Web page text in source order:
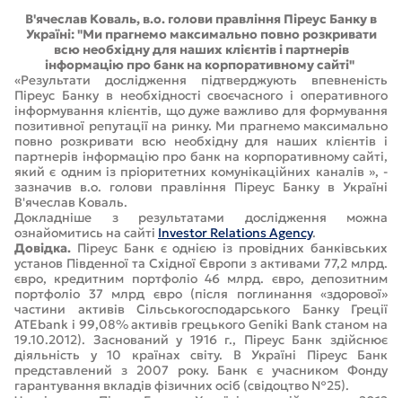
В'ячеслав Коваль, в.о. голови правління Піреус Банку в
Україні: "Ми прагнемо максимально повно розкривати
всю необхідну для наших клієнтів і партнерів
інформацію про банк на корпоративному сайті"
«Результати дослідження підтверджують впевненість
Піреус Банку в необхідності своєчасного і оперативного
інформування клієнтів, що дуже важливо для формування
позитивної репутації на ринку. Ми прагнемо максимально
повно розкривати всю необхідну для наших клієнтів і
партнерів інформацію про банк на корпоративному сайті,
який є одним із пріоритетних комунікаційних каналів », -
зазначив в.о. голови правління Піреус Банку в Україні
В'ячеслав Коваль.
Докладніше з результатами дослідження можна
ознайомитись на сайті Investor Relations Agency.
Довідка. Піреус Банк є однією із провідних банківських
установ Південної та Східної Європи з активами 77,2 млрд.
євро, кредитним портфоліо 46 млрд. євро, депозитним
портфоліо 37 млрд євро (після поглинання «здорової»
частини активів Сільськогосподарського Банку Греції
ATEbank і 99,08% активів грецького Geniki Bank станом на
19.10.2012). Заснований у 1916 г., Піреус Банк здійснює
діяльність у 10 країнах світу. В Україні Піреус Банк
представлений з 2007 року. Банк є учасником Фонду
гарантування вкладів фізичних осіб (свідоцтво №25).